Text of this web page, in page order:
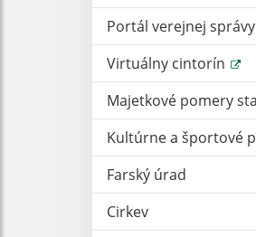
Portál verejnej správy
Virtuálny cintorín
Majetkové pomery
Kultúrne a športové
Farský úrad
Cirkev